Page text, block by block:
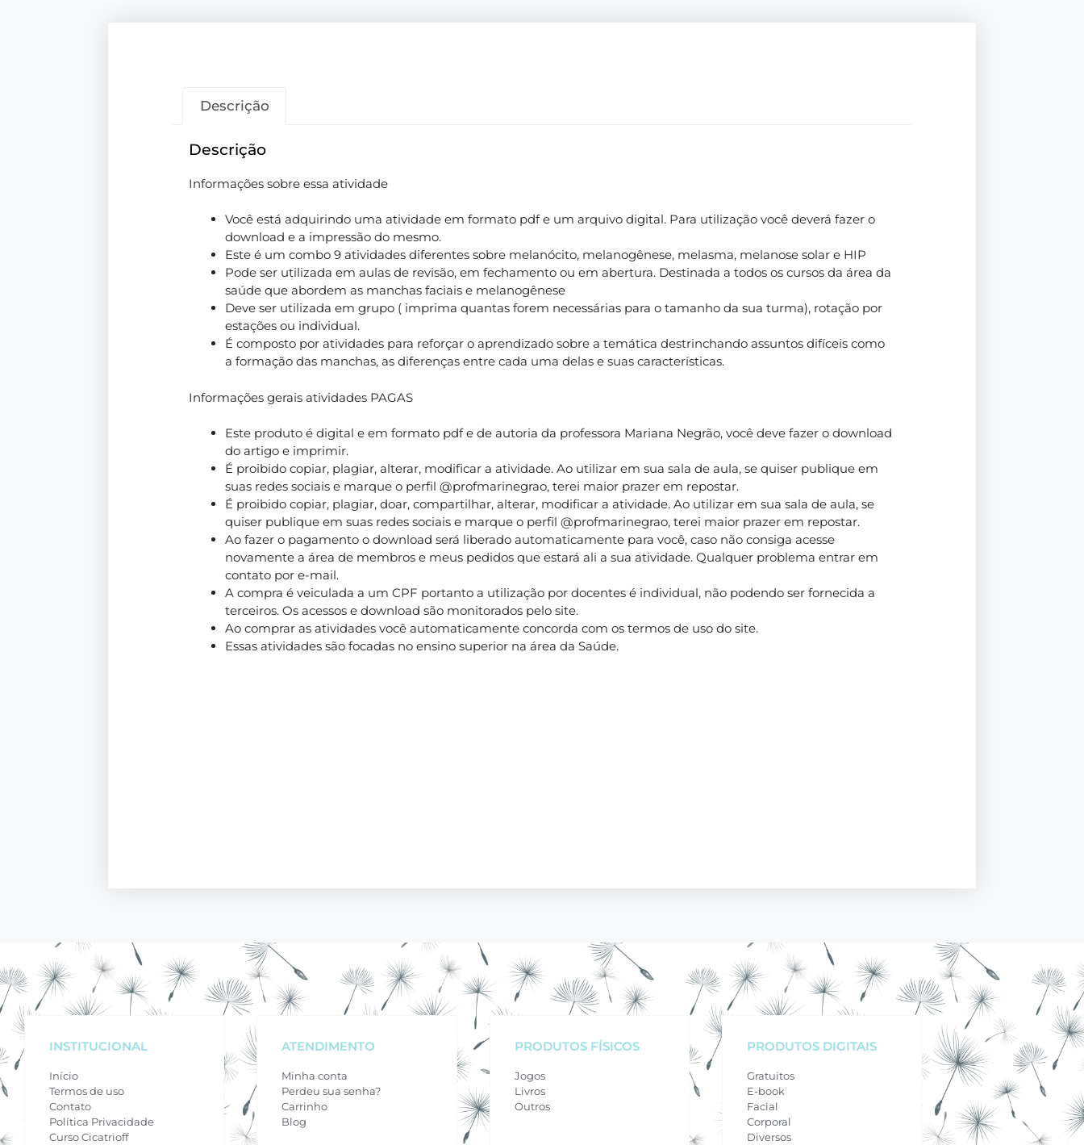
Descrição
Descrição
Informações sobre essa atividade
Você está adquirindo uma atividade em formato pdf e um arquivo digital. Para utilização você deverá fazer o
download e a impressão do mesmo.
Este é um combo 9 atividades diferentes sobre melanócito, melanogênese, melasma, melanose solar e HIP
Pode ser utilizada em aulas de revisão, em fechamento ou em abertura. Destinada a todos os cursos da área da
saúde que abordem as manchas faciais e melanogênese
Deve ser utilizada em grupo ( imprima quantas forem necessárias para o tamanho da sua turma), rotação por
estações ou individual.
É composto por atividades para reforçar o aprendizado sobre a temática destrinchando assuntos difíceis como
a formação das manchas, as diferenças entre cada uma delas e suas características.
Informações gerais atividades PAGAS
Este produto é digital e em formato pdf e de autoria da professora Mariana Negrão, você deve fazer o download
do artigo e imprimir.
É proibido copiar, plagiar, alterar, modificar a atividade. Ao utilizar em sua sala de aula, se quiser publique em
suas redes sociais e marque o perfil @profmarinegrao, terei maior prazer em repostar.
É proibido copiar, plagiar, doar, compartilhar, alterar, modificar a atividade. Ao utilizar em sua sala de aula, se
quiser publique em suas redes sociais e marque o perfil @profmarinegrao, terei maior prazer em repostar.
Ao fazer o pagamento o download será liberado automaticamente para você, caso não consiga acesse
novamente a área de membros e meus pedidos que estará ali a sua atividade. Qualquer problema entrar em
contato por e-mail.
A compra é veiculada a um CPF portanto a utilização por docentes é individual, não podendo ser fornecida a
terceiros. Os acessos e download são monitorados pelo site.
Ao comprar as atividades você automaticamente concorda com os termos de uso do site.
Essas atividades são focadas no ensino superior na área da Saúde.
INSTITUCIONAL
Início
Termos de uso
Contato
Política Privacidade
Curso Cicatrioff
ATENDIMENTO
Minha conta
Perdeu sua senha?
Carrinho
Blog
PRODUTOS FÍSICOS
Jogos
Livros
Outros
PRODUTOS DIGITAIS
Gratuitos
E-book
Facial
Corporal
Diversos